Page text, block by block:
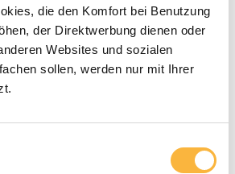
die den Komfort bei Benutzung
der Direktwerbung dienen oder
Websites und sozialen
sollen, werden nur mit Ihrer